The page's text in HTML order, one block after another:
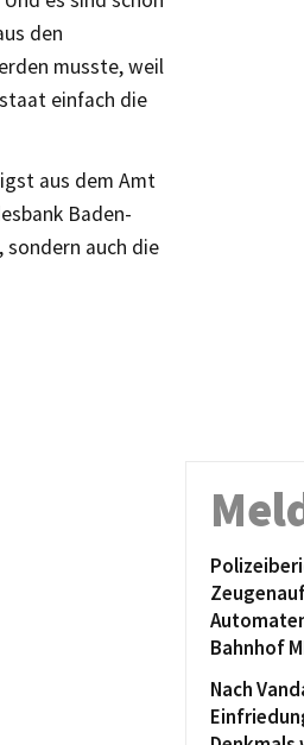
den
musste, weil
einfach die
aus dem Amt
Baden-
sondern auch die
Bahnhof
Nach